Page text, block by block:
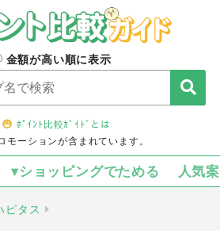
金額が高い順に表示
ﾎﾟｲﾝﾄ比較ｶﾞｲﾄﾞとは
モーションが含まれています。
▾ショッピングでためる 人気
ピタス